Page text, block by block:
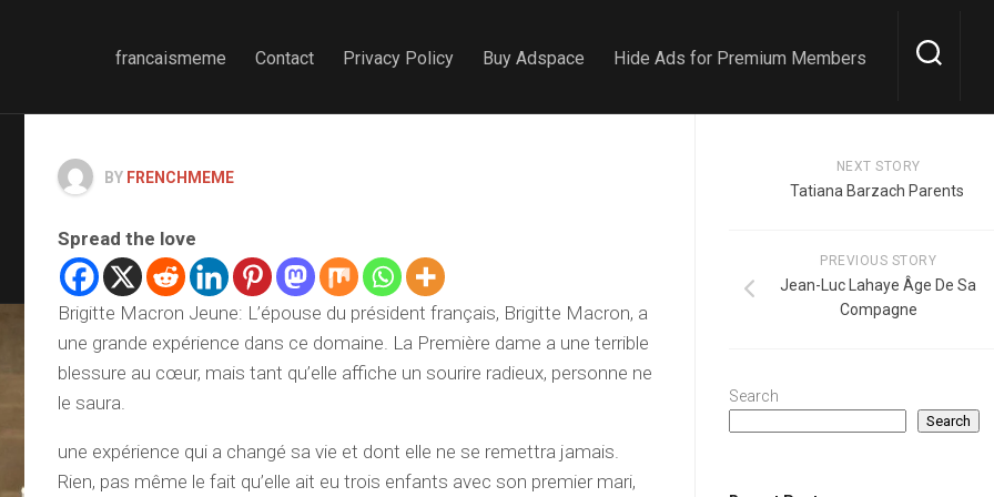
francaismeme Contact Privacy Policy Buy Adspace Hide Ads for Premium Members
BY FRENCHMEME
Spread the love
Brigitte Macron Jeune: L’épouse du président français, Brigitte Macron, a
une grande expérience dans ce domaine. La Première dame a une terrible
blessure au cœur, mais tant qu’elle affiche un sourire radieux, personne ne
le saura.
une expérience qui a changé sa vie et dont elle ne se remettra jamais.
Rien, pas même le fait qu’elle ait eu trois enfants avec son premier mari,
NEXT STORY
Tatiana Barzach Parents
PREVIOUS STORY
Jean-Luc Lahaye Âge De Sa
Compagne
Search
Search